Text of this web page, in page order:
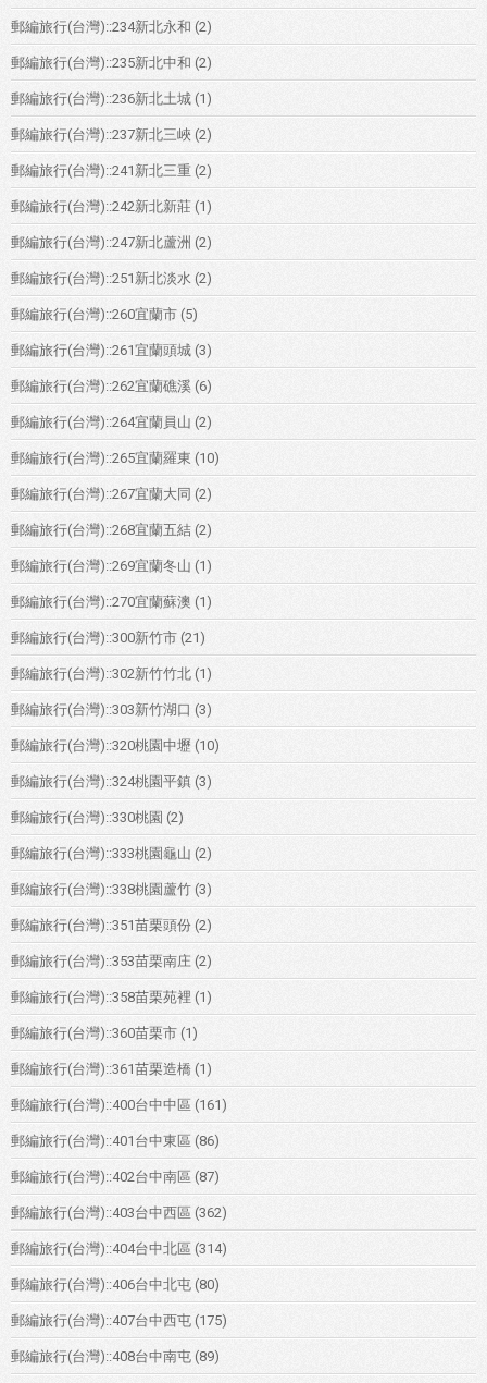
郵編旅行(台灣)::234新北永和 (2)
郵編旅行(台灣)::235新北中和 (2)
郵編旅行(台灣)::236新北土城 (1)
郵編旅行(台灣)::237新北三峽 (2)
郵編旅行(台灣)::241新北三重 (2)
郵編旅行(台灣)::242新北新莊 (1)
郵編旅行(台灣)::247新北蘆洲 (2)
郵編旅行(台灣)::251新北淡水 (2)
郵編旅行(台灣)::260宜蘭市 (5)
郵編旅行(台灣)::261宜蘭頭城 (3)
郵編旅行(台灣)::262宜蘭礁溪 (6)
郵編旅行(台灣)::264宜蘭員山 (2)
郵編旅行(台灣)::265宜蘭羅東 (10)
郵編旅行(台灣)::267宜蘭大同 (2)
郵編旅行(台灣)::268宜蘭五結 (2)
郵編旅行(台灣)::269宜蘭冬山 (1)
郵編旅行(台灣)::270宜蘭蘇澳 (1)
郵編旅行(台灣)::300新竹市 (21)
郵編旅行(台灣)::302新竹竹北 (1)
郵編旅行(台灣)::303新竹湖口 (3)
郵編旅行(台灣)::320桃園中壢 (10)
郵編旅行(台灣)::324桃園平鎮 (3)
郵編旅行(台灣)::330桃園 (2)
郵編旅行(台灣)::333桃園龜山 (2)
郵編旅行(台灣)::338桃園蘆竹 (3)
郵編旅行(台灣)::351苗栗頭份 (2)
郵編旅行(台灣)::353苗栗南庄 (2)
郵編旅行(台灣)::358苗栗苑裡 (1)
郵編旅行(台灣)::360苗栗市 (1)
郵編旅行(台灣)::361苗栗造橋 (1)
郵編旅行(台灣)::400台中中區 (161)
郵編旅行(台灣)::401台中東區 (86)
郵編旅行(台灣)::402台中南區 (87)
郵編旅行(台灣)::403台中西區 (362)
郵編旅行(台灣)::404台中北區 (314)
郵編旅行(台灣)::406台中北屯 (80)
郵編旅行(台灣)::407台中西屯 (175)
郵編旅行(台灣)::408台中南屯 (89)